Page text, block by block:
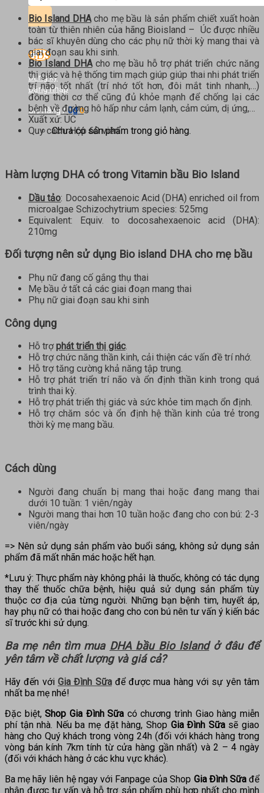
Đăng ký
Đăng nhập
Giỏ hàng /0₫ 0
Chưa có sản phẩm trong giỏ hàng.
Bio Island DHAcho mẹ bầu là sản phẩm chiết xuất hoàn
toàn từ thiên nhiên của hãng Bioisland – Úc được nhiều
bác sĩ khuyên dùng cho các phụ nữ thời kỳ mang thai và
giai đoạn sau khi sinh.
Bio Island DHAcho mẹ bầu hỗ trợ phát triển chức năng
thị giác và hệ thống tim mạch giúp giúp thai nhi phát triển
trí não tốt nhất (trí nhớ tốt hơn, đôi mắt tinh nhanh,…)
đồng thời cơ thể cũng đủ khỏe mạnh để chống lại các
bệnh về đường hô hấp như cảm lạnh, cảm cúm, dị ứng,…
Xuất xứ: ÚC
Quy cách: Hộp 60 viên
Hàm lượng DHA có trong Vitamin bầu Bio Island
Dầu tảo: Docosahexaenoic Acid (DHA) enriched oil from
microalgae Schizochytrium species: 525mg
Equivalent: Equiv. to docosahexaenoic acid (DHA):
210mg
Đối tượng nên sử dụng Bio island DHA cho mẹ bầu
Phụ nữ đang cố gắng thụ thai
Mẹ bầu ở tất cả các giai đoạn mang thai
Phụ nữ giai đoạn sau khi sinh
Công dụng
Hỗ trợphát triển thị giác.
Hỗ trợ chức năng thần kinh, cải thiện các vấn đề trí nhớ.
Hỗ trợ tăng cường khả năng tập trung.
Hỗ trợ phát triển trí não và ổn định thần kinh trong quá
trình thai kỳ.
Hỗ trợ phát triển thị giác và sức khỏe tim mạch ổn định.
Hỗ trợ chăm sóc và ổn định hệ thần kinh của trẻ trong
thời kỳ mẹ mang bầu.
Cách dùng
Người đang chuẩn bị mang thai hoặc đang mang thai
dưới 10 tuần: 1 viên/ngày
Người mang thai hơn 10 tuần hoặc đang cho con bú: 2-3
viên/ngày
=> Nên sử dụng sản phẩm vào buổi sáng, không sử dụng sản
phẩm đã mất nhãn mác hoặc hết hạn.
*Lưu ý: Thực phẩm này không phải là thuốc, không có tác dụng
thay thế thuốc chữa bệnh, hiệu quả sử dụng sản phẩm tùy
thuộc cơ địa của từng người. Những bạn bệnh tim, huyết áp,
hay phụ nữ có thai hoặc đang cho con bú nên tư vấn ý kiến bác
sĩ trước khi sử dụng.
Ba mẹ nên tìm mua DHA bầu Bio Islandở đâu để
yên tâm về chất lượng và giá cả?
Hãy đến với Gia Đình Sữađể được mua hàng với sự yên tâm
nhất ba mẹ nhé!
Đặc biệt,Shop Gia Đình Sữa có chương trình Giao hàng miễn
phí tận nhà. Nếu ba mẹ đặt hàng, Shop Gia Đình Sữasẽ giao
hàng cho Quý khách trong vòng 24h (đối với khách hàng trong
vòng bán kính 7km tính từ cửa hàng gần nhất) và 2 – 4 ngày
(đối với khách hàng ở các khu vực khác).
Ba mẹ hãy liên hệ ngay với Fanpage của Shop Gia Đình Sữađể
nhận được tư vấn và hỗ trợ sản phẩm phù hợp nhất cho mình